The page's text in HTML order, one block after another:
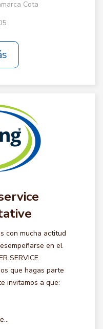
Cota
con mucha actitud
en el
SERVICE
que hagas parte
invitamos a que: